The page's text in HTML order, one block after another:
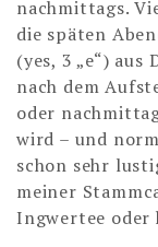
nachmittags.
die späten
(yes, 3 „e“)
nach dem
oder
wird – und
schon sehr
meiner
Ingwertee oder